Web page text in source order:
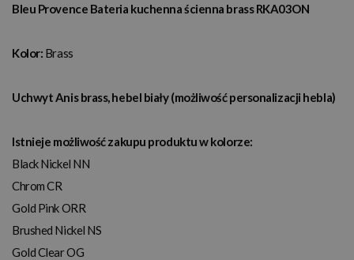
Bleu Provence Bateria kuchenna ścienna brass RKA03ON
Kolor: Brass
Uchwyt Anis brass, hebel biały (możliwość personalizacji hebla)
Istnieje możliwość zakupu produktu w kolorze:
Black Nickel NN
Chrom CR
Gold Pink ORR
Brushed Nickel NS
Gold Clear OG